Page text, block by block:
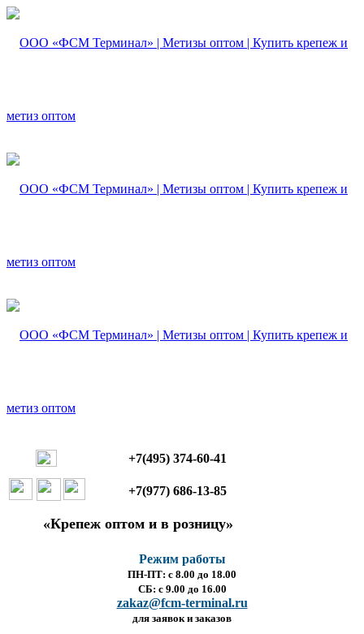
+7(495) 374-60-41
+7(977) 686-13-85
«Крепеж оптом и в розницу»
Режим работы
ПН-ПТ: с 8.00 до 18.00
СБ: с 9.00 до 16.00
zakaz@fcm-terminal.ru
для заявок и заказов